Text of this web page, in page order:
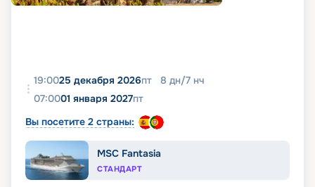
19:0025 декабря 2026пт 8 дн/7 нч
07:0001 января 2027пт
Вы посетите 2 страны:
MSC Fantasia
СТАНДАРТ